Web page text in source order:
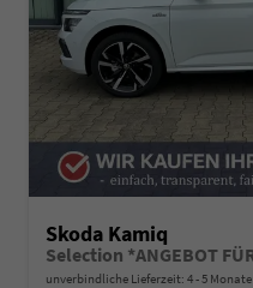
Skoda Kamiq
unverbindliche Lieferzeit: 4 - 5 Monate